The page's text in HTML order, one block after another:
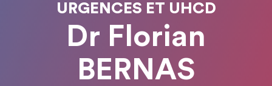
URGENCES ET UHCD
Dr Florian
BERNAS